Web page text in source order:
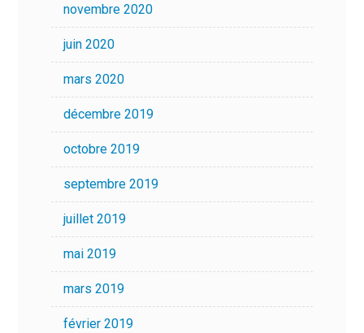
novembre 2020
juin 2020
mars 2020
décembre 2019
octobre 2019
septembre 2019
juillet 2019
mai 2019
mars 2019
février 2019